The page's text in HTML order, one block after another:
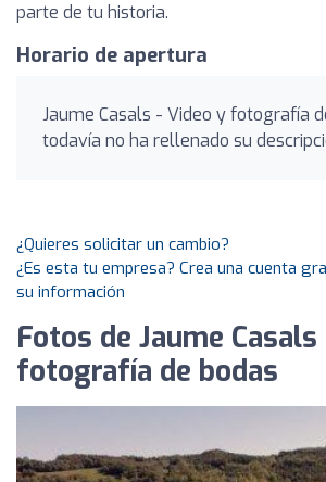
parte de tu historia.
Horario de apertura
Jaume Casals - Video y fotografía
todavía no ha rellenado su
¿Quieres solicitar un cambio?
¿Es esta tu empresa? Crea una cuenta
su información
Fotos de Jaume
fotografía de bodas